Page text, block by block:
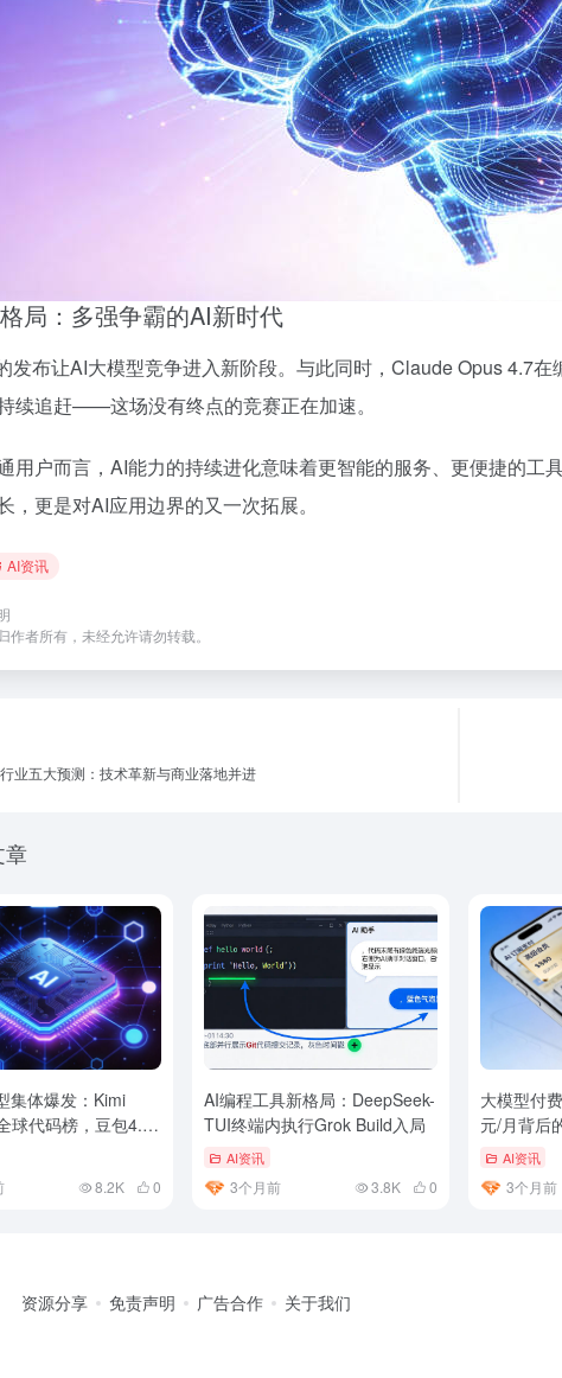
局：多强争霸的AI新时代
发布让AI大模型竞争进入新阶段。与此同时，Claude Opus 4.7
续追赶——这场没有终点的竞赛正在加速。
用户而言，AI能力的持续进化意味着更智能的服务、更便捷的工
，更是对AI应用边界的又一次拓展。
AI资讯
作者所有，未经允许请勿转载。
业五大预测：技术革新与商业落地并进
章
集体爆发：Kimi
球代码榜，豆包4.5
8.2K 0
AI编程工具新格局：DeepSeek-
TUI终端内执行Grok Build入局
AI资讯
3个月前 3.8K 0
大模型付
元/月背后
AI资讯
3个月前
资源分享 免责声明 广告合作 关于我们